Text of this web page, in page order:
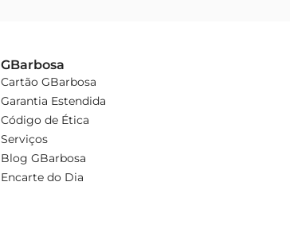
GBarbosa
Cartão GBarbosa
Garantia Estendida
Código de Ética
Serviços
Blog GBarbosa
Encarte do Dia